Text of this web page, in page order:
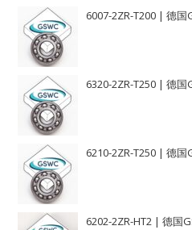
6007-2ZR-T200 | 德国
6320-2ZR-T250 | 德国
6210-2ZR-T250 | 德国
6202-2ZR-HT2 | 德国